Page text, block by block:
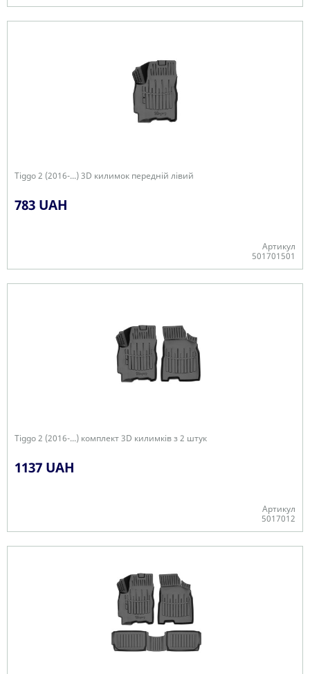
Tiggo 2 (2016-...) 3D килимок передній лівий
783 UAH
Артикул
501701501
Tiggo 2 (2016-...) комплект 3D килимків з 2 штук
1137 UAH
Артикул
5017012